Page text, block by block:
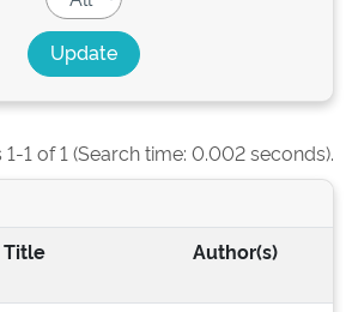
1-1 of 1 (Search time: 0.002 seconds).
Title Author(s)